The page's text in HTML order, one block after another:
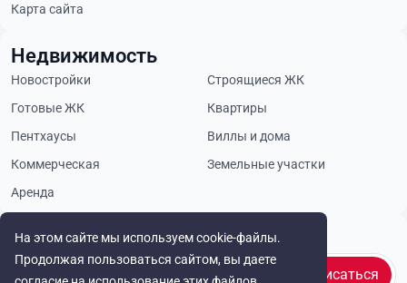
На этом сайте мы используем cookie-файлы.
Продолжая пользоваться сайтом, вы даете
Будьте в курсе
Подписаться
Карта сайта
Недвижимость
Новостройки
Строящиеся ЖК
Готовые ЖК
Квартиры
Пентхаусы
Виллы и дома
Коммерческая
Земельные участки
Аренда